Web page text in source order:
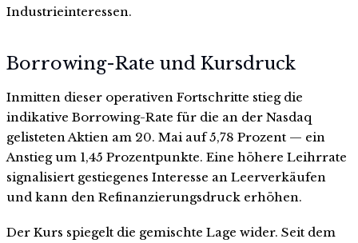
Industrieinteressen.
Borrowing-Rate und Kursdruck
Inmitten dieser operativen Fortschritte stieg die
indikative Borrowing-Rate für die an der Nasdaq
gelisteten Aktien am 20. Mai auf 5,78 Prozent — ein
Anstieg um 1,45 Prozentpunkte. Eine höhere Leihrrate
signalisiert gestiegenes Interesse an Leerverkäufen
und kann den Refinanzierungsdruck erhöhen.
Der Kurs spiegelt die gemischte Lage wider. Seit dem